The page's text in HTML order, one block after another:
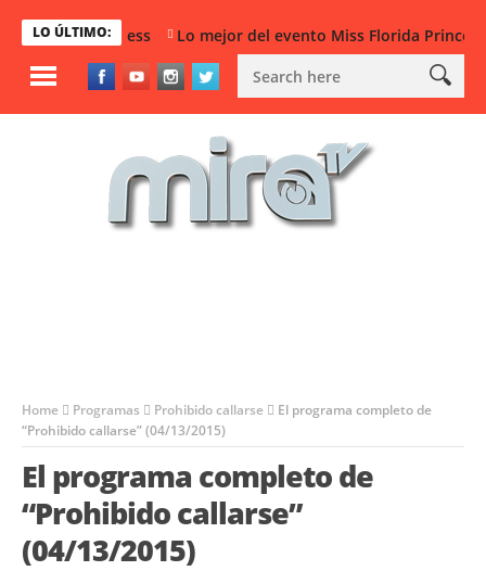
LO ÚLTIMO:
Princess Lo mejor del evento Miss Florida Princess
Home Programas Prohibido callarse
El programa completo de
“Prohibido callarse” (04/13/2015)
El programa completo de
“Prohibido callarse”
(04/13/2015)